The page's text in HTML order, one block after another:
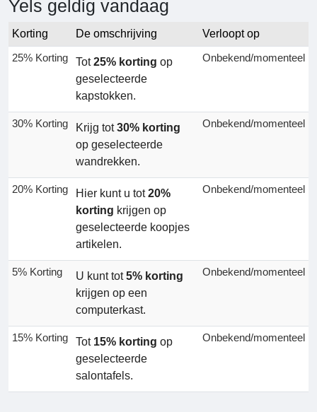
Yels geldig vandaag
Korting De omschrijving
Verloopt op
25% Korting
Tot25% korting op
geselecteerde
kapstokken.
Onbekend/momenteel
30% Korting Krijg tot30% korting
op geselecteerde
wandrekken.
Onbekend/momenteel
20% Korting Hier kunt u tot20%
korting krijgen op
geselecteerde koopjes
artikelen.
Onbekend/momenteel
5% Korting U kunt tot5% korting
krijgen op een
computerkast.
Onbekend/momenteel
15% Korting Tot 15% korting op
geselecteerde
salontafels.
Onbekend/momenteel